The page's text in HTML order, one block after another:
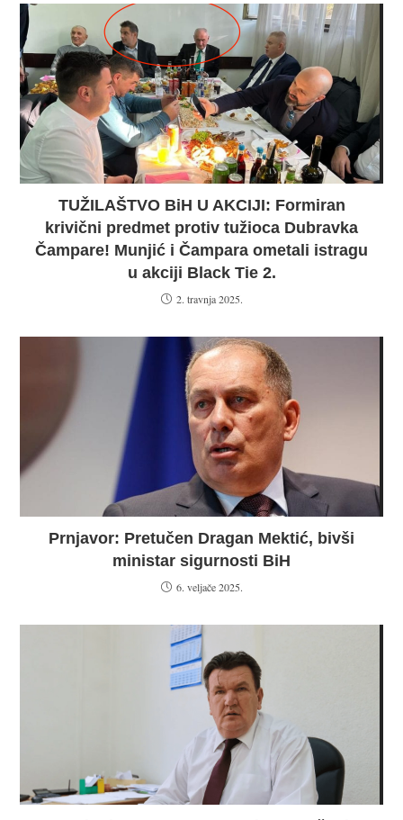
TUŽILAŠTVO BiH U AKCIJI: Formiran
krivični predmet protiv tužioca Dubravka
Čampare! Munjić i Čampara ometali istragu
u akciji Black Tie 2.
2. travnja 2025.
Prnjavor: Pretučen Dragan Mektić, bivši
ministar sigurnosti BiH
6. veljače 2025.